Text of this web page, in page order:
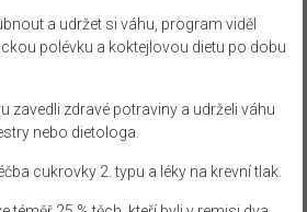
a udržet si váhu, program viděl
polévku a koktejlovou dietu po dobu
zavedli zdravé potraviny a udrželi váhu
nebo dietologa.
cukrovky 2. typu a léky na krevní tlak.